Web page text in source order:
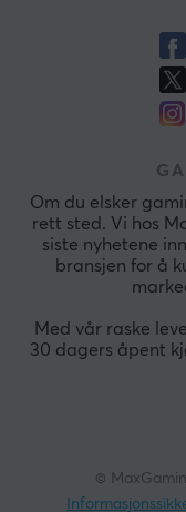
Om du elsker
rett sted. Vi hos
siste nyhetene
bransjen for å
Med vår raske
30 dagers åpent
©